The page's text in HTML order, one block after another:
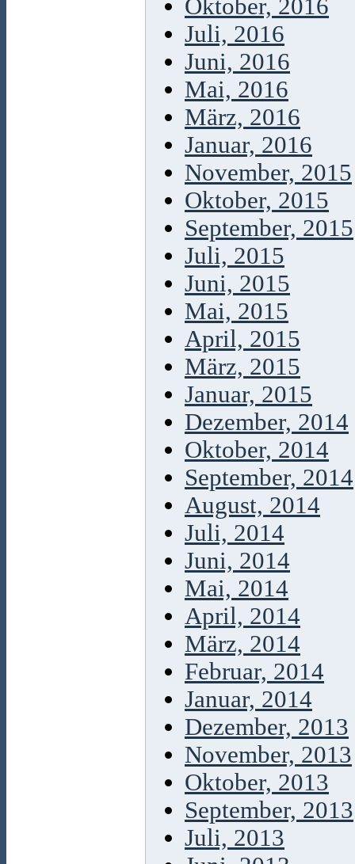
Oktober, 2016
Juli, 2016
Juni, 2016
Mai, 2016
März, 2016
Januar, 2016
November, 2015
Oktober, 2015
September, 2015
Juli, 2015
Juni, 2015
Mai, 2015
April, 2015
März, 2015
Januar, 2015
Dezember, 2014
Oktober, 2014
September, 2014
August, 2014
Juli, 2014
Juni, 2014
Mai, 2014
April, 2014
März, 2014
Februar, 2014
Januar, 2014
Dezember, 2013
November, 2013
Oktober, 2013
September, 2013
Juli, 2013